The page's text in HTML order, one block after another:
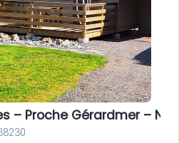
– Proche Gérardmer –